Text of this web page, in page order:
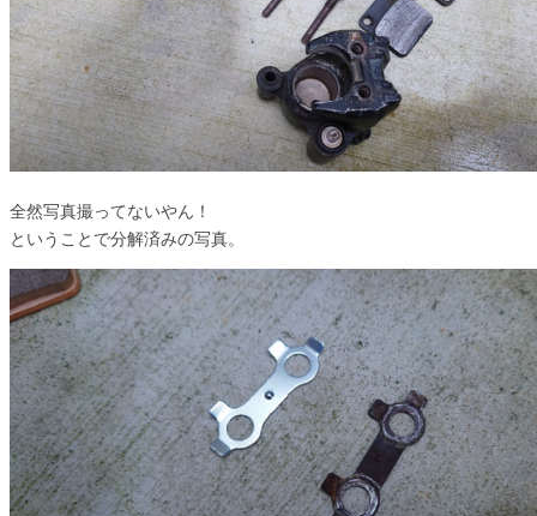
全然写真撮ってないやん！
ということで分解済みの写真。